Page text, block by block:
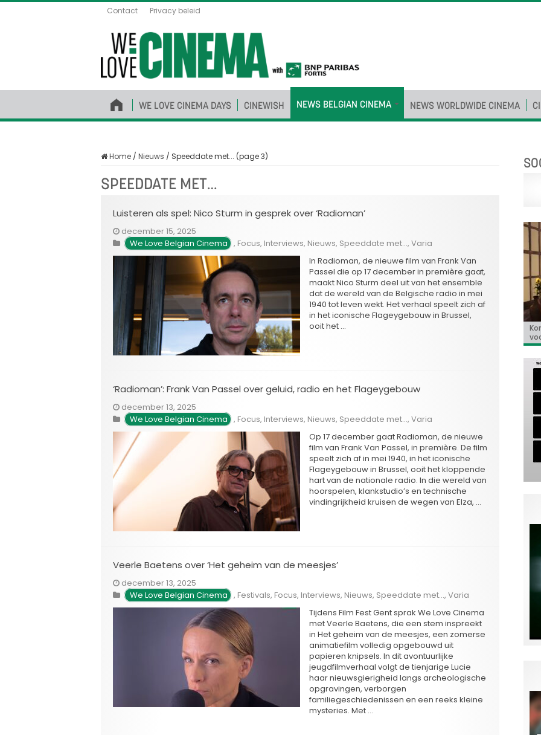
Contact Privacy beleid
WE LOVE CINEMA DAYS CINEWISH NEWS BELGIAN CINEMA NEWS WORLDWIDE CINEMA
Home / Nieuws / Speeddate met... (page 3)
SPEEDDATE MET…
Luisteren als spel: Nico Sturm in gesprek over ‘Radioman’
december 15, 2025
We Love Belgian Cinema , Focus, Interviews, Nieuws, Speeddate met..., Varia
In Radioman, de nieuwe film van Frank Van
Passel die op 17 december in première gaat,
maakt Nico Sturm deel uit van het ensemble
dat de wereld van de Belgische radio in mei
1940 tot leven wekt. Het verhaal speelt zich af
in het iconische Flageygebouw in Brussel,
ooit het …
‘Radioman’: Frank Van Passel over geluid, radio en het Flageygebouw
december 13, 2025
We Love Belgian Cinema , Focus, Interviews, Nieuws, Speeddate met..., Varia
Op 17 december gaat Radioman, de nieuwe
film van Frank Van Passel, in première. De film
speelt zich af in mei 1940, in het iconische
Flageygebouw in Brussel, ooit het kloppende
hart van de nationale radio. In die wereld van
hoorspelen, klankstudio’s en technische
vindingrijkheid kruisen de wegen van Elza, …
Veerle Baetens over ‘Het geheim van de meesjes’
december 13, 2025
We Love Belgian Cinema , Festivals, Focus, Interviews, Nieuws, Speeddate met..., Varia
Tijdens Film Fest Gent sprak We Love Cinema
met Veerle Baetens, die een stem inspreekt
in Het geheim van de meesjes, een zomerse
animatiefilm volledig opgebouwd uit
papieren knipsels. In dit avontuurlijke
jeugdfilmverhaal volgt de tienjarige Lucie
haar nieuwsgierigheid langs archeologische
opgravingen, verborgen
familiegeschiedenissen en een reeks kleine
mysteries. Met …
de